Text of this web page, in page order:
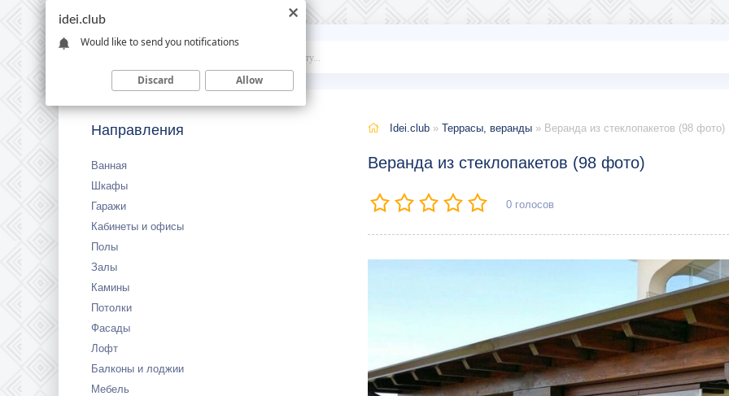
Idei
Направления
Ванная
Шкафы
Гаражи
Кабинеты и офисы
Полы
Залы
Камины
Потолки
Фасады
Лофт
Балконы и лоджии
Мебель
Idei.club » Террасы, веранды » Веранда из стеклопакетов (98 фото)
Веранда из стеклопакетов (98 фото)
0 голосов
idei.club
Would like to send you notifications
Discard Allow